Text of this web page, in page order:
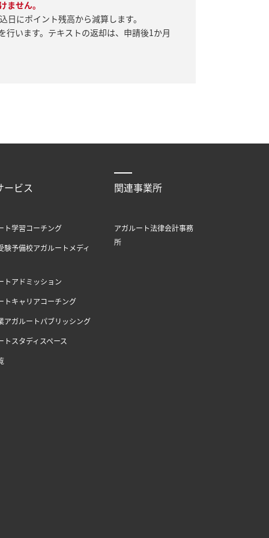
ません。
にポイント残高から減算します。
行います。テキストの返却は、申請後1か月
ービス
ト学習コーチング
験予備校アガルートメディ
トアドミッション
トキャリアコーチング
アガルートパブリッシング
トスタディスペース
関連事業所
アガルート法律会計事務
所